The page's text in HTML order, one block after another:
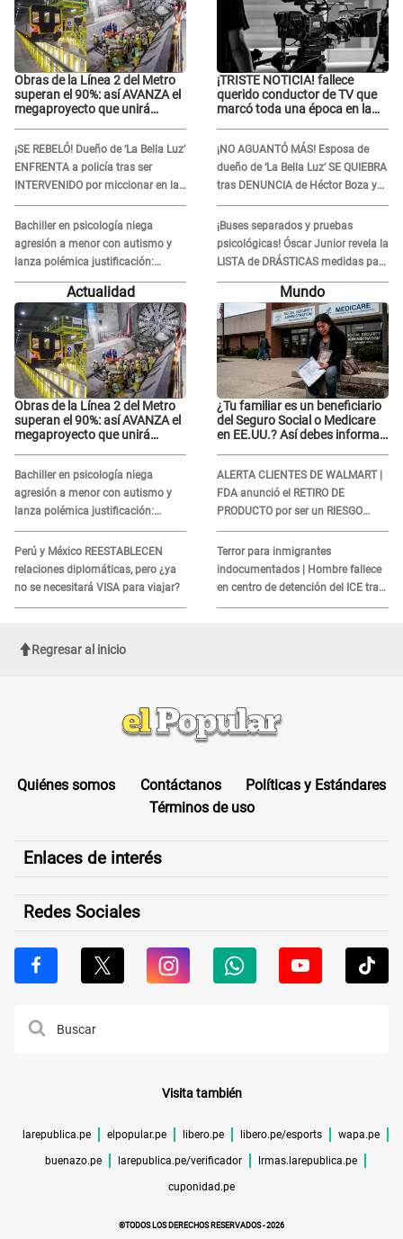
Obras de la Línea 2 del Metro
superan el 90%: así AVANZA el
megaproyecto que unirá
¡SE REBELÓ! Dueño de ‘La Bella Luz’
ENFRENTA a policía tras ser
INTERVENIDO por miccionar en la
vía pública: “Lo hice por necesidad”
Bachiller en psicología niega
agresión a menor con autismo y
lanza polémica justificación:
"Defenderme ante..."
¡TRISTE NOTICIA! fallece
querido conductor de TV que
marcó toda una época en la
¡NO AGUANTÓ MÁS! Esposa de
dueño de ‘La Bella Luz’ SE QUIEBRA
tras DENUNCIA de Héctor Boza y
ARREMETE contra Claudia Salazar
¡Buses separados y pruebas
psicológicas! Óscar Junior revela la
LISTA de DRÁSTICAS medidas para
prevenir acoso en 'La Bella Luz' tras
caso Naldy Saldaña
Actualidad
Obras de la Línea 2 del Metro
superan el 90%: así AVANZA el
megaproyecto que unirá
Bachiller en psicología niega
agresión a menor con autismo y
lanza polémica justificación:
"Defenderme ante..."
Perú y México REESTABLECEN
relaciones diplomáticas, pero ¿ya
no se necesitará VISA para viajar?
Mundo
¿Tu familiar es un beneficiario
del Seguro Social o Medicare
en EE.UU.? Así debes informar
ALERTA CLIENTES DE WALMART |
FDA anunció el RETIRO DE
PRODUCTO por ser un RIESGO
MORTAL para consumidores: ¿Cuál
es?
Terror para inmigrantes
indocumentados | Hombre fallece
en centro de detención del ICE tras
sufrir una "emergencia médica"
Regresar al inicio
Quiénes somos Contáctanos
Políticas y Estándares
Términos de uso
Enlaces de interés
Redes Sociales
Visita también
larepublica.pe elpopular.pe libero.pe libero.pe/esports wapa.pe
buenazo.pe larepublica.pe/verificador lrmas.larepublica.pe
cuponidad.pe
©TODOS LOS DERECHOS RESERVADOS -2026